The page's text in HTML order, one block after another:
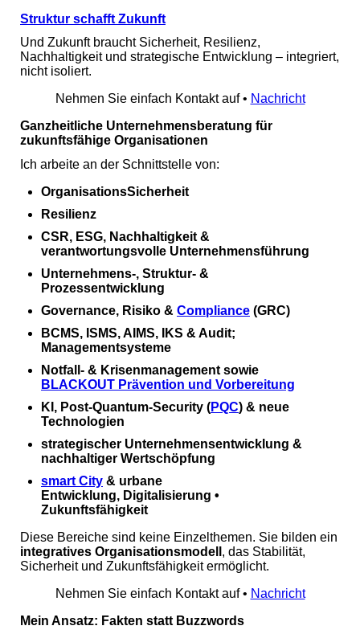
Struktur schafft Zukunft
Und Zukunft braucht Sicherheit, Resilienz,
Nachhaltigkeit und strategische Entwicklung – integriert,
nicht isoliert.
Nehmen Sie einfach Kontakt auf • Nachricht
Ganzheitliche Unternehmensberatung für
zukunftsfähige Organisationen
Ich arbeite an der Schnittstelle von:
OrganisationsSicherheit
Resilienz
CSR, ESG, Nachhaltigkeit &
verantwortungsvolle Unternehmensführung
Unternehmens‑, Struktur‑ &
Prozessentwicklung
Governance, Risiko & Compliance (GRC)
BCMS, ISMS, AIMS, IKS & Audit;
Managementsysteme
Notfall‑ & Krisenmanagement sowie
BLACKOUT Prävention und Vorbereitung
KI, Post‑Quantum‑Security (PQC) & neue
Technologien
strategischer Unternehmensentwicklung &
nachhaltiger Wertschöpfung
smart City & urbane
Entwicklung, Digitalisierung •
Zukunftsfähigkeit
Diese Bereiche sind keine Einzelthemen. Sie bilden ein
integratives Organisationsmodell , das Stabilität,
Sicherheit und Zukunftsfähigkeit ermöglicht.
Nehmen Sie einfach Kontakt auf • Nachricht
Mein Ansatz: Fakten statt Buzzwords